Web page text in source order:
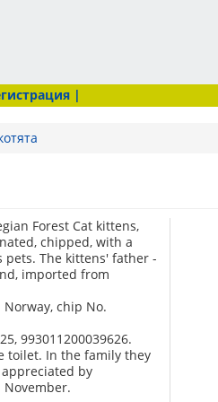
|
Forest Cat kittens,
chipped, with a
pets. The kittens' father -
imported from
Norway, chip No.
993011200039626.
toilet. In the family they
by